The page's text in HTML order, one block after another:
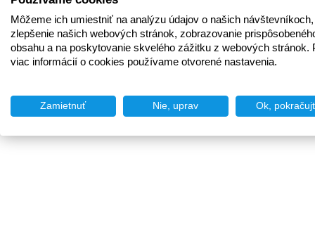
Môžeme ich umiestniť na analýzu údajov o našich
zlepšenie našich webových stránok, zobrazovanie
obsahu a na poskytovanie skvelého zážitku z webových stránok.
viac informácií o cookies používame otvorené nastavenia.
Zamietnuť Nie, uprav Ok,